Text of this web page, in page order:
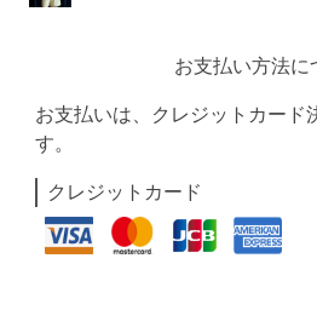
お支払い方法に
お支払いは、クレジットカード
す。
クレジットカード